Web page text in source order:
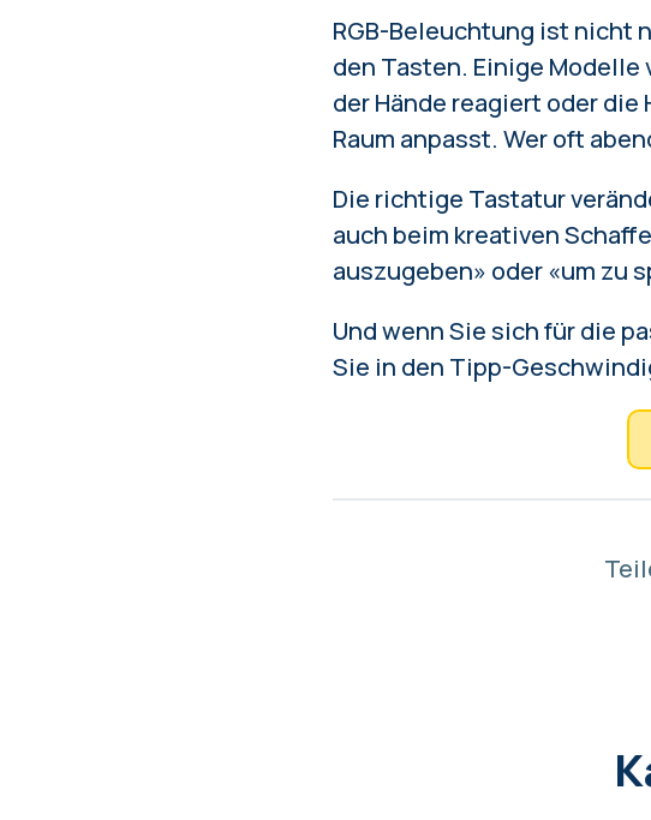
RGB-Beleuchtung ist nicht
den Tasten. Einige
der Hände reagiert oder
Raum anpasst. Wer oft
Die richtige Tastatur
auch beim kreativen
auszugeben» oder «um zu
Und wenn Sie sich für die
Sie in den Tipp-